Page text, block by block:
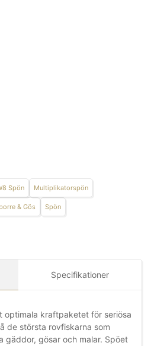
Spön Multiplikatorspön
& Gös Spön
Specifikationer
optimala kraftpaketet för seriösa
de största rovfiskarna som
gäddor, gösar och malar. Spöet